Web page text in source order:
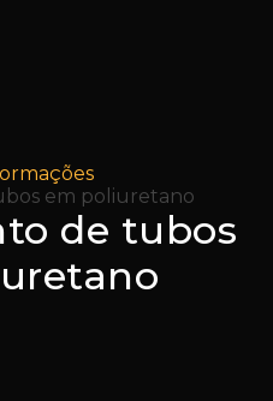
em poliuretano
de tubos